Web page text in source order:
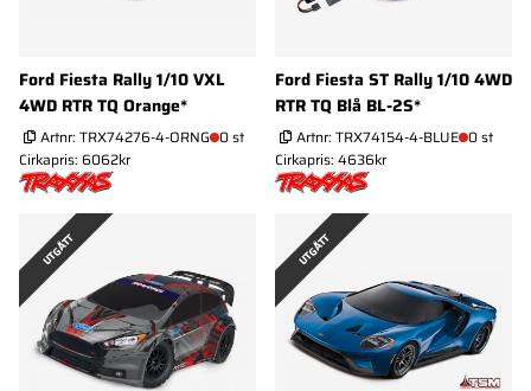
Ford Fiesta Rally 1/10 VXL
4WD RTR TQ Orange*
Artnr: TRX74276-4-ORNG 0 st
Cirkapris: 6062kr
Ford Fiesta ST Rally 1/10 4WD
RTR TQ Blå BL-2S*
Artnr: TRX74154-4-BLUE 0 st
Cirkapris: 4636kr
UTGÅTT UTGÅTT